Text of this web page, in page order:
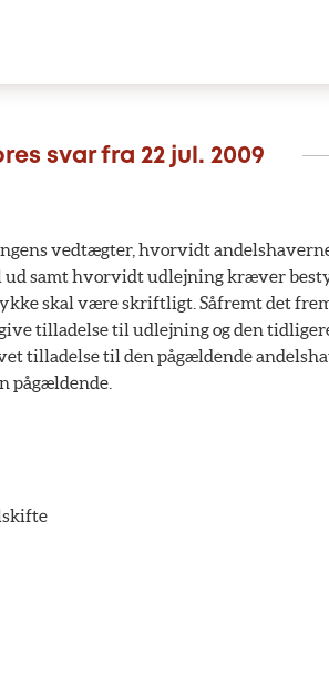
svar fra 22 jul. 2009
vedtægter, hvorvidt
ud samt hvorvidt udlejning kræver
skal være skriftligt. Såfremt det
tilladelse til udlejning og den
tilladelse til den pågældende
pågældende.